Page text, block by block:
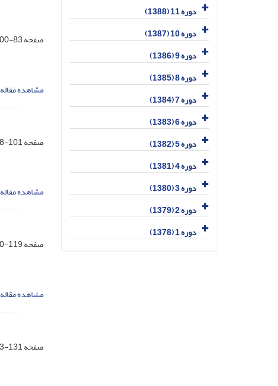
صفحه83-100
مشاهده مقاله
صفحه101-118
مشاهده مقاله
صفحه119-130
مشاهده مقاله
صفحه131-153
دوره 11 (1388)
دوره 10 (1387)
دوره 9 (1386)
دوره 8 (1385)
دوره 7 (1384)
دوره 6 (1383)
دوره 5 (1382)
دوره 4 (1381)
دوره 3 (1380)
دوره 2 (1379)
دوره 1 (1378)